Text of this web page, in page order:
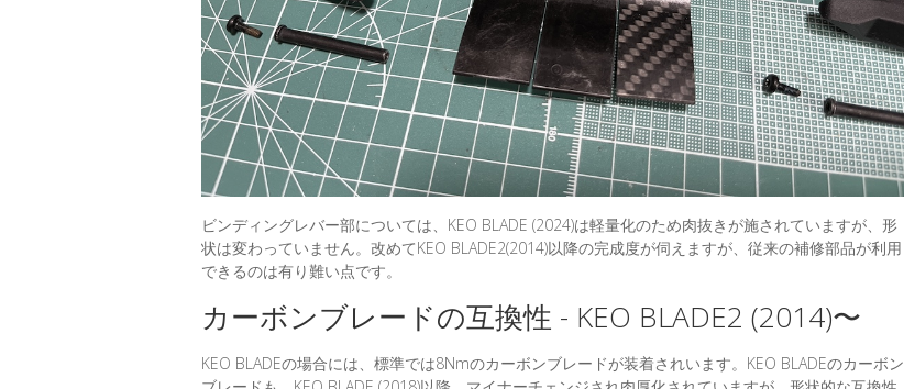
ビンディングレバー部については、KEO BLADE (2024)は軽量化のため肉抜きが施されていますが、形
状は変わっていません。改めてKEO BLADE2(2014)以降の完成度が伺えますが、従来の補修部品が利用
できるのは有り難い点です。
カーボンブレードの互換性 - KEO BLADE2 (2014)〜
KEO BLADEの場合には、標準では8Nmのカーボンブレードが装着されいます。KEO BLADEのカーボン